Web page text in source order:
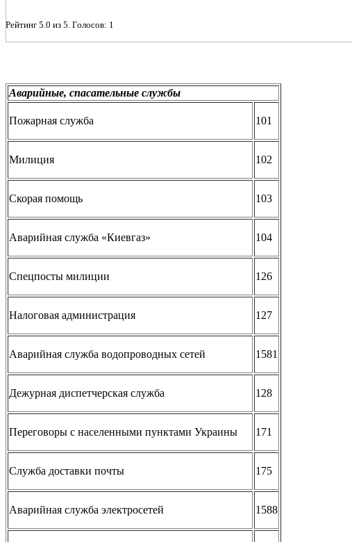
Рейтинг 5.0 из 5 . Голосов: 1
Аварийные, спасательные службы
Пожарная служба 101
Милиция 102
Скорая помощь 103
Аварийная служба «Киевгаз» 104
Спецпосты милиции 126
Налоговая администрация 127
Аварийная служба водопроводных сетей 1581
Дежурная диспетчерская служба 128
Переговоры с населенными пунктами Украины 171
Служба доставки почты 175
Аварийная служба электросетей 1588